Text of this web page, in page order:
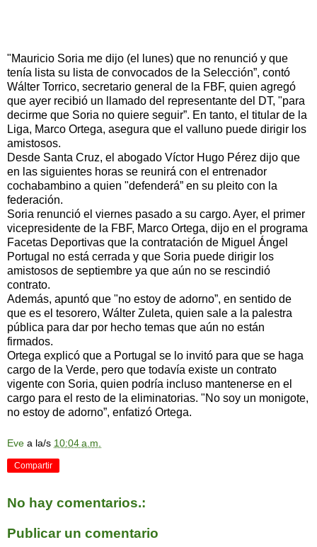
"Mauricio Soria me dijo (el lunes) que no renunció y que
tenía lista su lista de convocados de la Selección”, contó
Wálter Torrico, secretario general de la FBF, quien agregó
que ayer recibió un llamado del representante del DT, "para
decirme que Soria no quiere seguir”. En tanto, el titular de la
Liga, Marco Ortega, asegura que el valluno puede dirigir los
amistosos.
Desde Santa Cruz, el abogado Víctor Hugo Pérez dijo que
en las siguientes horas se reunirá con el entrenador
cochabambino a quien "defenderá” en su pleito con la
federación.
Soria renunció el viernes pasado a su cargo. Ayer, el primer
vicepresidente de la FBF, Marco Ortega, dijo en el programa
Facetas Deportivas que la contratación de Miguel Ángel
Portugal no está cerrada y que Soria puede dirigir los
amistosos de septiembre ya que aún no se rescindió
contrato.
Además, apuntó que "no estoy de adorno”, en sentido de
que es el tesorero, Wálter Zuleta, quien sale a la palestra
pública para dar por hecho temas que aún no están
firmados.
Ortega explicó que a Portugal se lo invitó para que se haga
cargo de la Verde, pero que todavía existe un contrato
vigente con Soria, quien podría incluso mantenerse en el
cargo para el resto de la eliminatorias. "No soy un monigote,
no estoy de adorno”, enfatizó Ortega.
Eve a la/s 10:04 a.m.
Compartir
No hay comentarios.:
Publicar un comentario